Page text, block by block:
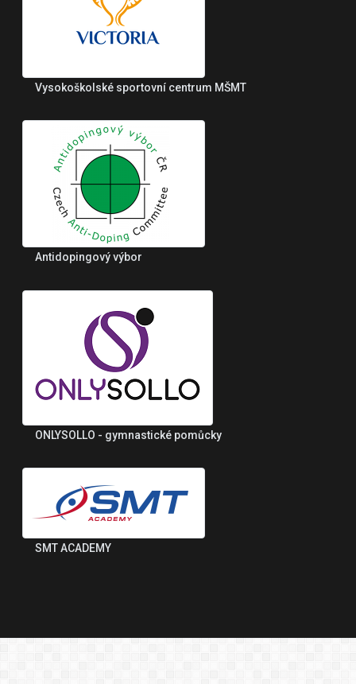
Vysokoškolské sportovní centrum MŠMT
Antidopingový výbor
ONLYSOLLO - gymnastické pomůcky
SMT ACADEMY